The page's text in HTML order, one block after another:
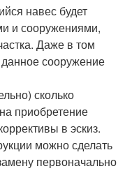
навес будет
и сооружениями,
Даже в том
сооружение
сколько
приобретение
в эскиз.
можно сделать
первоначально